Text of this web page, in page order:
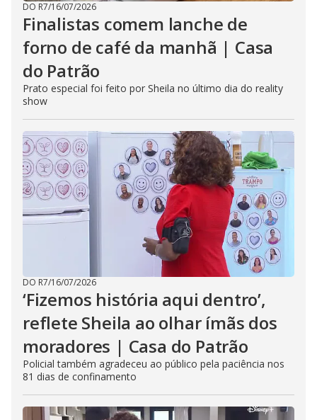
DO R7/16/07/2026
Finalistas comem lanche de
forno de café da manhã | Casa
do Patrão
Prato especial foi feito por Sheila no último dia do reality
show
DO R7/16/07/2026
‘Fizemos história aqui dentro’,
reflete Sheila ao olhar ímãs dos
moradores | Casa do Patrão
Policial também agradeceu ao público pela paciência nos
81 dias de confinamento